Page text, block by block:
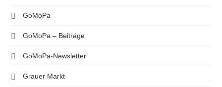
GoMoPa
GoMoPa – Beiträge
GoMoPa-Newsletter
Grauer Markt